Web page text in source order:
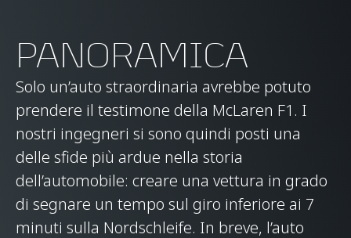
PANORAMICA
Solo un’auto straordinaria avrebbe potuto
prendere il testimone della McLaren F1. I
nostri ingegneri si sono quindi posti una
delle sfide più ardue nella storia
dell’automobile: creare una vettura in grado
di segnare un tempo sul giro inferiore ai 7
minuti sulla Nordschleife. In breve, l’auto